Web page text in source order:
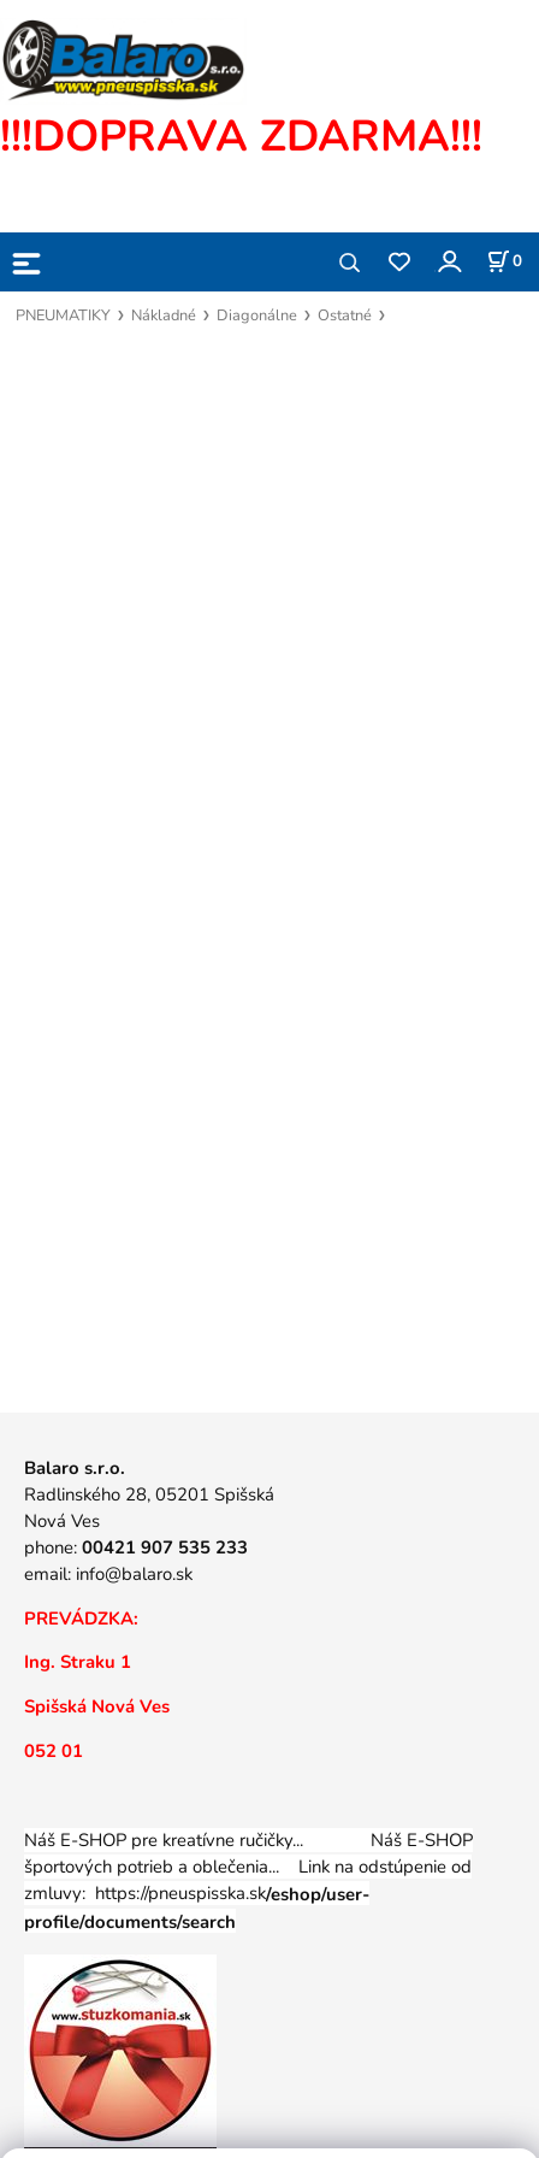
!!!DOPRAVA ZDARMA!!!
0
PNEUMATIKY Nákladné Diagonálne Ostatné
Balaro s.r.o.
Radlinského 28, 05201 Spišská
Nová Ves
phone: 00421 907 535 233
email: info@balaro.sk
PREVÁDZKA:
Ing. Straku 1
Spišská Nová Ves
052 01
Náš E-SHOP pre kreatívne ručičky... Náš E-SHOP
športových potrieb a oblečenia... Link na odstúpenie od
zmluvy: https://pneuspisska.sk/eshop/user-
profile/documents/search